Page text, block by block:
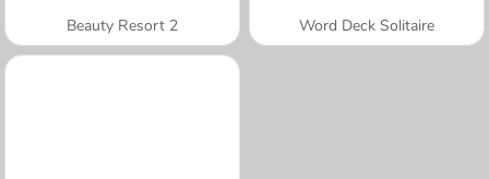
Beauty Resort 2 Word Deck Solitaire